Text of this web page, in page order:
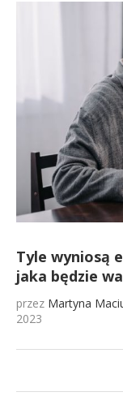
Tyle wyniosą
jaka będzie
przez Martyna
2023